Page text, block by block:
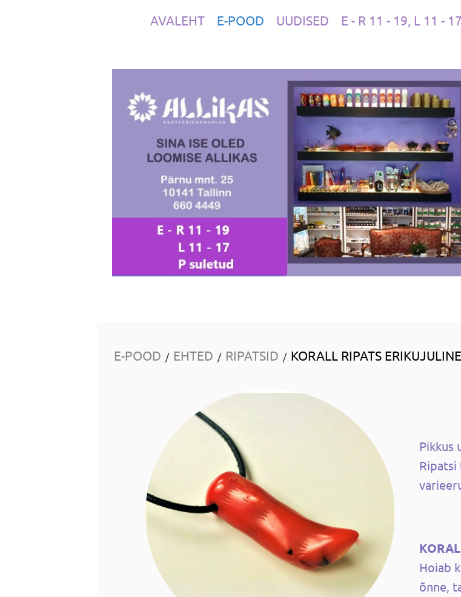
AVALEHT E-POOD UUDISED E - R 11 - 19, L 11 -
E-POOD / EHTED / RIPATSID / KORALL RIPATS
Pikkus
Ripatsi
Hoiab
õnne,